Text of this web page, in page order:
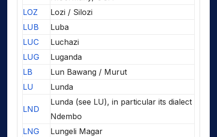
LOZ
Lozi / Silozi
LUB
Luba
LUC
Luchazi
LUG
Luganda
LB
Lun Bawang / Murut
LU
Lunda
LND
Lunda (see LU), in particular its dialect
Ndembo
LNG
Lungeli Magar